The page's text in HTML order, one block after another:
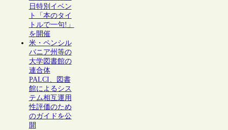
日特別イベン
ト「本のタイ
トルで一句!」
を開催
米・ペンシル
バニア州等の
大学図書館の
連合体
PALCI、図書
館によるシス
テム相互運用
性評価のため
のガイドを公
開